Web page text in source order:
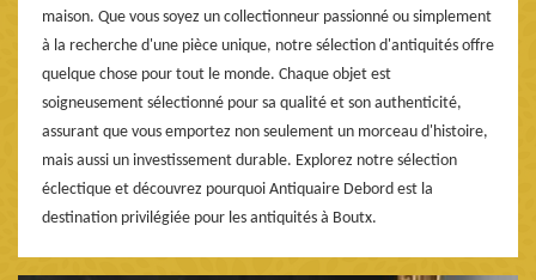
maison. Que vous soyez un collectionneur passionné ou simplement
à la recherche d'une pièce unique, notre sélection d'antiquités offre
quelque chose pour tout le monde. Chaque objet est
soigneusement sélectionné pour sa qualité et son authenticité,
assurant que vous emportez non seulement un morceau d'histoire,
mais aussi un investissement durable. Explorez notre sélection
éclectique et découvrez pourquoi Antiquaire Debord est la
destination privilégiée pour les antiquités à Boutx.